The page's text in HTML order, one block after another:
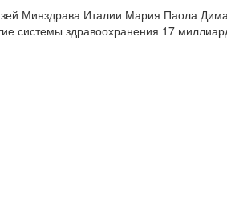
Минздрава Италии Мария Паола
системы здравоохранения 17